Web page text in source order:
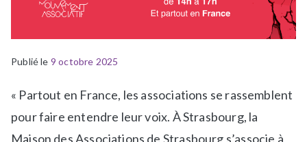
Publié le 9 octobre 2025
P
b
l
É
i
q
« Partout en France, les associations se rassemblent
pour faire entendre leur voix. À Strasbourg, la
Maison des Associations de Strasbourg s’associe à